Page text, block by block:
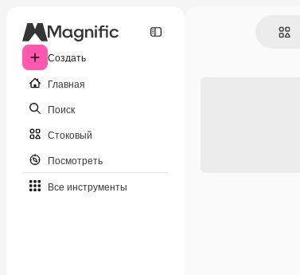
Создать
Главная
Поиск
Стоковый
Посмотреть
Все инструменты